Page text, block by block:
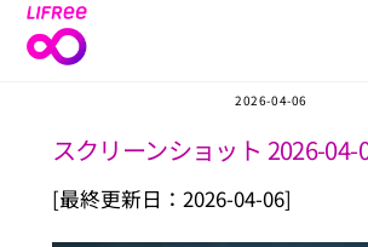
Skip
2026-04-06
スクリーンショット 2026-04-
[最終更新日：2026-04-06]